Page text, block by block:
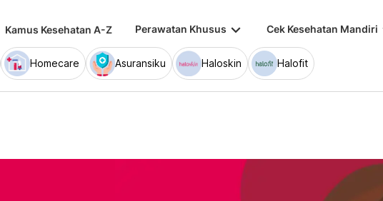
Kamus Kesehatan A-Z Perawatan Khusus keyboard_arrow_down Cek Kesehatan Mandiri
Homecare Asuransiku Haloskin Halofit